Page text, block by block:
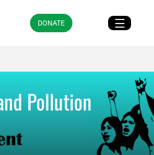
DONATE
Pollution